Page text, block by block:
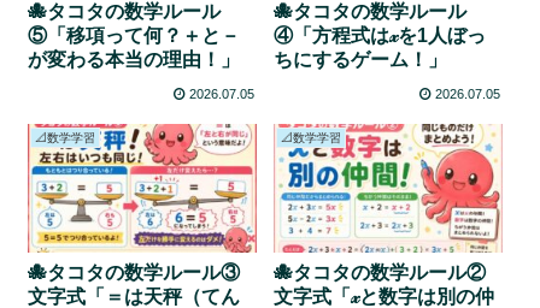
🐙タコタの数学ルール
⑤「移項って何？＋と－
が変わる本当の理由！」
2026.07.05
🐙タコタの数学ルール
④「方程式は𝓍を1人ぼっ
ちにするゲーム！」
2026.07.05
📐数学学習
🐙タコタの数学ルール③
文字式「＝は天秤（てん
📐数学学習
🐙タコタの数学ルール②
文字式「𝓍と数字は別の仲